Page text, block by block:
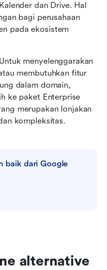
dan Drive. Hal
bagi perusahaan
pada ekosistem
Untuk menyelenggarakan
membutuhkan fitur
dalam domain,
ke paket Enterprise
merupakan lonjakan
kompleksitas.
baik dari Google
alternative